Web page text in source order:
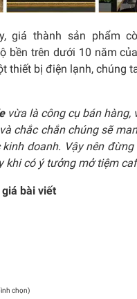
giá thành sản phẩm
bền trên dưới 10 năm
thiết bị điện lạnh, chúng
vừa là công cụ bán hàng,
chắc chắn chúng sẽ
doanh. Vậy nên đừng
khi có ý tưởng mở tiệm
bài viết
chọn)